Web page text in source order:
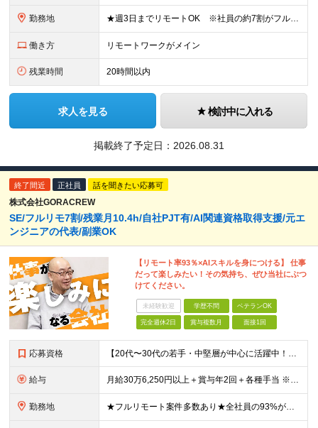
勤務地 ★週3日までリモートOK ※社員の約7割がフルに活用中 ★駅チカで通勤快適！ ■東京本社 東京都台東区上野6丁目16番地22号 上野TGビル4階 ※(変更の範囲)上記を除く当社関連勤務地
働き方 リモートワークがメイン
残業時間 20時間以内
求人を見る 検討中に入れる
掲載終了予定日： 2026.08.31
終了間近 正社員 話を聞きたい応募可
株式会社GORACREW
SE/フルリモ7割/残業月10.4h/自社PJT有/AI関連資格取得支援/元エ
ンジニアの代表/副業OK
【リモート率93％×AIスキルを身につける】 仕事
だって楽しみたい！その気持ち、ぜひ当社にぶつ
けてください。
未経験歓迎 学歴不問 ベテランOK
完全週休2日 賞与複数月 面接1回
応募資格 【20代〜30代の若手・中堅層が中心に活躍中！】 ●何らかのシステム開発経験をお持ちの方（目安2年以上／言語不問） ●学歴不問 ★こんな方にピッタリ★ ・前職の組織体制に孤独を感じていた方 ・フルリ
給与 月給30万6,250円以上＋賞与年2回＋各種手当 ※経験・スキルを考慮の上、当社規定により優遇します。 ※上記金額には月12時間分の固定残業代(2万6,250円～)を含みます。超過分は全額別途支給し
勤務地 ★フルリモート案件多数あり★全社員の93%がリモート勤務を活用中 本社（東京都千代田区）または各プロジェクト先（東京・神奈川・千葉・埼玉など） 本社：東京都千代田区岩本町3丁目5−2 合人社東京秋葉